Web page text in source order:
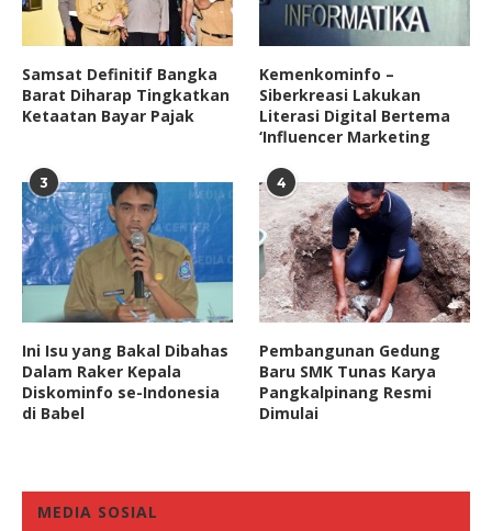
Samsat Definitif Bangka
Barat Diharap Tingkatkan
Ketaatan Bayar Pajak
Kemenkominfo –
Siberkreasi Lakukan
Literasi Digital Bertema
‘Influencer Marketing
3
Ini Isu yang Bakal Dibahas
Dalam Raker Kepala
Diskominfo se-Indonesia
di Babel
4
Pembangunan Gedung
Baru SMK Tunas Karya
Pangkalpinang Resmi
Dimulai
MEDIA SOSIAL